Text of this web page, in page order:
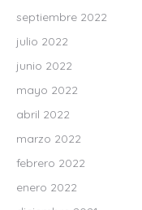
septiembre 2022
julio 2022
junio 2022
mayo 2022
abril 2022
marzo 2022
febrero 2022
enero 2022